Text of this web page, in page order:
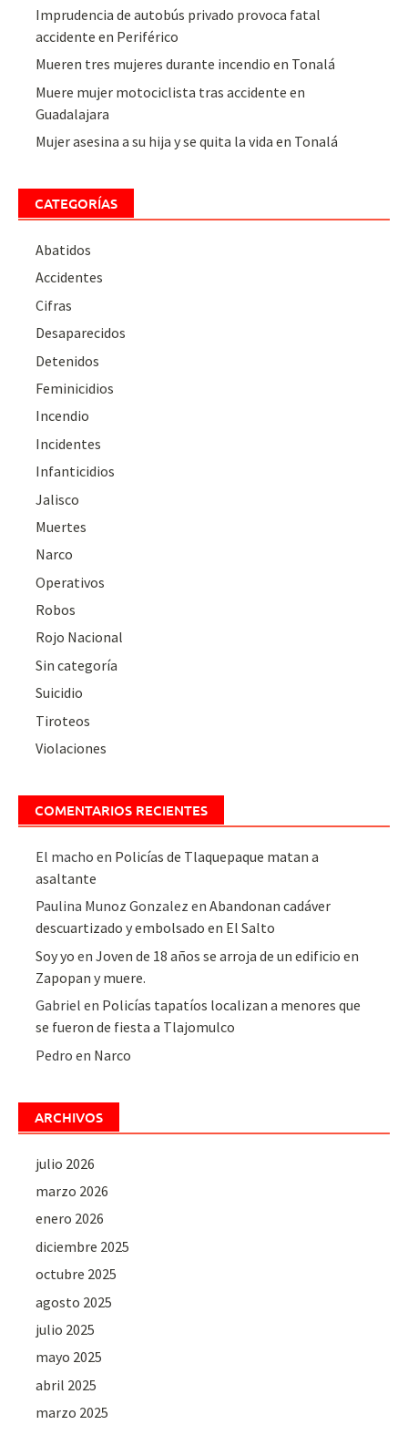
Imprudencia de autobús privado provoca fatal
accidente en Periférico
Mueren tres mujeres durante incendio en Tonalá
Muere mujer motociclista tras accidente en
Guadalajara
Mujer asesina a su hija y se quita la vida en Tonalá
CATEGORÍAS
Abatidos
Accidentes
Cifras
Desaparecidos
Detenidos
Feminicidios
Incendio
Incidentes
Infanticidios
Jalisco
Muertes
Narco
Operativos
Robos
Rojo Nacional
Sin categoría
Suicidio
Tiroteos
Violaciones
COMENTARIOS RECIENTES
El macho en Policías de Tlaquepaque matan a
asaltante
Paulina Munoz Gonzalez enAbandonan cadáver
descuartizado y embolsado en El Salto
Soy yo enJoven de 18 años se arroja de un edificio en
Zapopan y muere.
Gabriel en Policías tapatíos localizan a menores que
se fueron de fiesta a Tlajomulco
Pedro en Narco
ARCHIVOS
julio 2026
marzo 2026
enero 2026
diciembre 2025
octubre 2025
agosto 2025
julio 2025
mayo 2025
abril 2025
marzo 2025